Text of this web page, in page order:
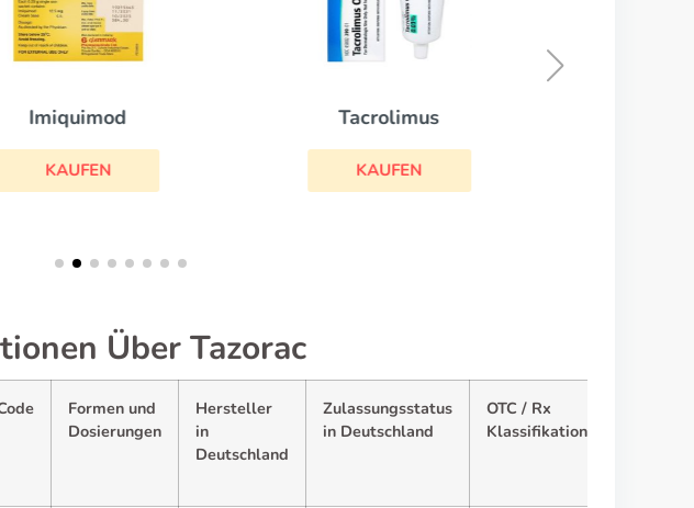
Tacrolimus
KAUFEN
Ilosone
Über Tazorac
Formen und
Dosierungen
Hersteller
in
Deutschland
Zulassungsstatus
in Deutschland
OTC / Rx
Klassifikation